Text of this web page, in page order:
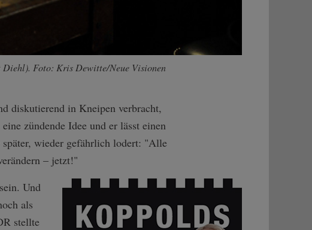
Diehl). Foto: Kris Dewitte/Neue Visionen
diskutierend in Kneipen verbracht,
zündende Idee und er lässt einen
wieder gefährlich lodert: "Alle
– jetzt!"
Und
als
stellte